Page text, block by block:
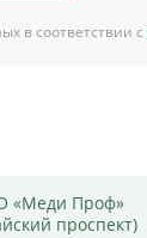
в соответствии с
«Меди Проф»
проспект)